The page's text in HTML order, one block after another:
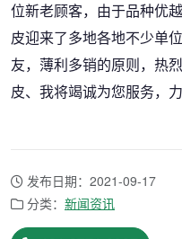
位新老顾客，由于品种优
皮迎来了多地各地不少单
友，薄利多销的原则，热
皮、我将竭诚为您服务，
发布日期：2021-09-17
分类： 新闻资讯